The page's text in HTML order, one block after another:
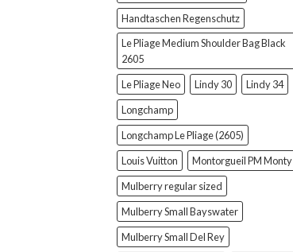
Handtaschen Regenschutz
Le Pliage Medium Shoulder Bag Black
2605
Le Pliage Neo
Lindy 30
Lindy 34
Longchamp
Longchamp Le Pliage (2605)
Louis Vuitton
Montorgueil PM Monty
Mulberry regular sized
Mulberry Small Bayswater
Mulberry Small Del Rey